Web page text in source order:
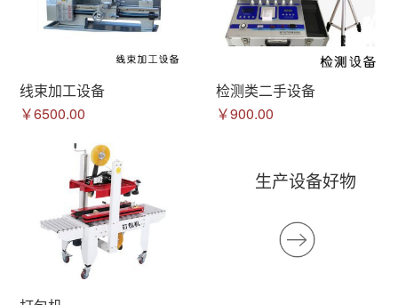
线束加工设备
￥6500.00
检测类二手设备
￥900.00
生产设备好物